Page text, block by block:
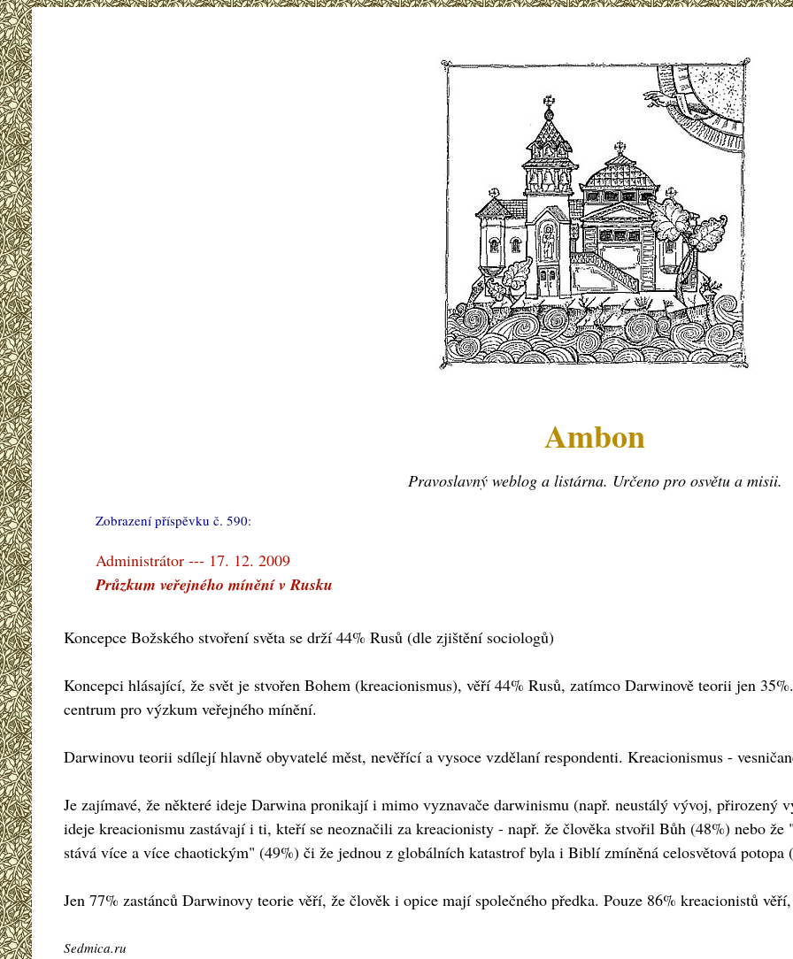
Ambon
Pravoslavný weblog a listárna. Určeno pro osvětu a misii.
Zobrazení příspěvku č. 590:
Administrátor --- 17. 12. 2009
Průzkum veřejného mínění v Rusku
Koncepce Božského stvoření světa se drží 44% Rusů (dle zjištění sociologů)
Koncepci hlásající, že svět je stvořen Bohem (kreacionismus), věří 44% Rusů, zatímco Darwinově teorii jen
centrum pro výzkum veřejného mínění.
Darwinovu teorii sdílejí hlavně obyvatelé měst, nevěřící a vysoce vzdělaní respondenti. Kreacionismus -
Je zajímavé, že některé ideje Darwina pronikají i mimo vyznavače darwinismu (např. neustálý vývoj, přirozený
ideje kreacionismu zastávají i ti, kteří se neoznačili za kreacionisty - např. že člověka stvořil Bůh (48%) nebo že
stává více a více chaotickým" (49%) či že jednou z globálních katastrof byla i Biblí zmíněná celosvětová potopa
Jen 77% zastánců Darwinovy teorie věří, že člověk i opice mají společného předka. Pouze 86% kreacionistů
Sedmica.ru